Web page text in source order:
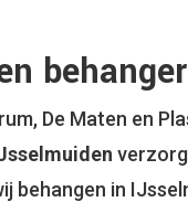
De Maten en
behangen in